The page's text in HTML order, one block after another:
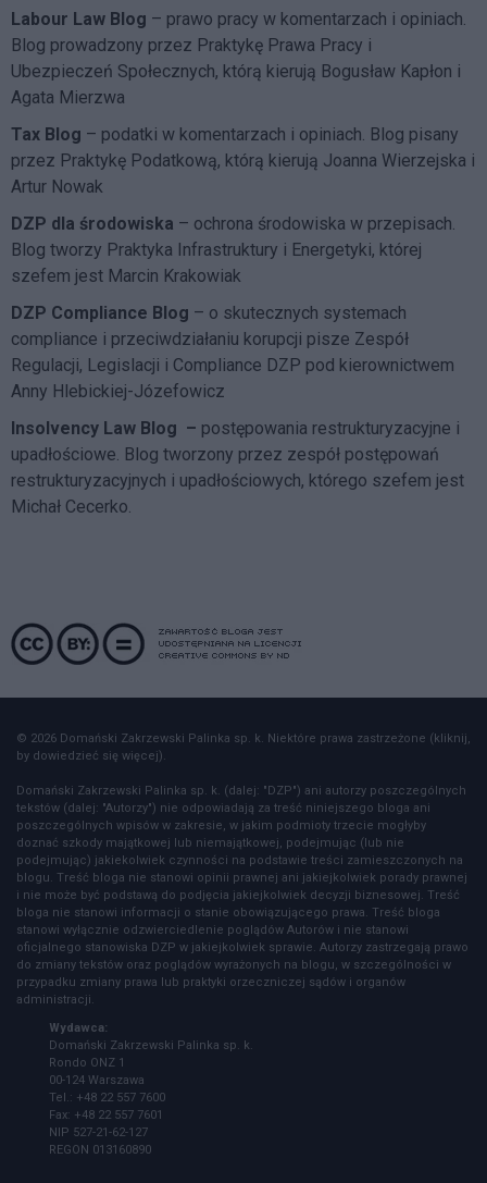
Labour Law Blog – prawo pracy w komentarzach i opiniach.
Blog prowadzony przez Praktykę Prawa Pracy i
Ubezpieczeń Społecznych, którą kierują Bogusław Kapłon i
Agata Mierzwa
Tax Blog – podatki w komentarzach i opiniach. Blog pisany
przez Praktykę Podatkową, którą kierują Joanna Wierzejska i
Artur Nowak
DZP dla środowiska – ochrona środowiska w przepisach.
Blog tworzy Praktyka Infrastruktury i Energetyki, której
szefem jest Marcin Krakowiak
DZP Compliance Blog – o skutecznych systemach
compliance i przeciwdziałaniu korupcji pisze Zespół
Regulacji, Legislacji i Compliance DZP pod kierownictwem
Anny Hlebickiej-Józefowicz
Insolvency Law Blog – postępowania restrukturyzacyjne i
upadłościowe. Blog tworzony przez zespół postępowań
restrukturyzacyjnych i upadłościowych, którego szefem jest
Michał Cecerko.
© 2026 Domański Zakrzewski Palinka sp. k. Niektóre prawa zastrzeżone (kliknij,
by dowiedzieć się więcej).
Domański Zakrzewski Palinka sp. k. (dalej: "DZP") ani autorzy poszczególnych
tekstów (dalej: "Autorzy") nie odpowiadają za treść niniejszego bloga ani
poszczególnych wpisów w zakresie, w jakim podmioty trzecie mogłyby
doznać szkody majątkowej lub niemajątkowej, podejmując (lub nie
podejmując) jakiekolwiek czynności na podstawie treści zamieszczonych na
blogu. Treść bloga nie stanowi opinii prawnej ani jakiejkolwiek porady prawnej
i nie może być podstawą do podjęcia jakiejkolwiek decyzji biznesowej. Treść
bloga nie stanowi informacji o stanie obowiązującego prawa. Treść bloga
stanowi wyłącznie odzwierciedlenie poglądów Autorów i nie stanowi
oficjalnego stanowiska DZP w jakiejkolwiek sprawie. Autorzy zastrzegają prawo
do zmiany tekstów oraz poglądów wyrażonych na blogu, w szczególności w
przypadku zmiany prawa lub praktyki orzeczniczej sądów i organów
administracji.
Wydawca:
Domański Zakrzewski Palinka sp. k.
Rondo ONZ 1
00-124 Warszawa
Tel.: +48 22 557 7600
Fax: +48 22 557 7601
NIP 527-21-62-127
REGON 013160890